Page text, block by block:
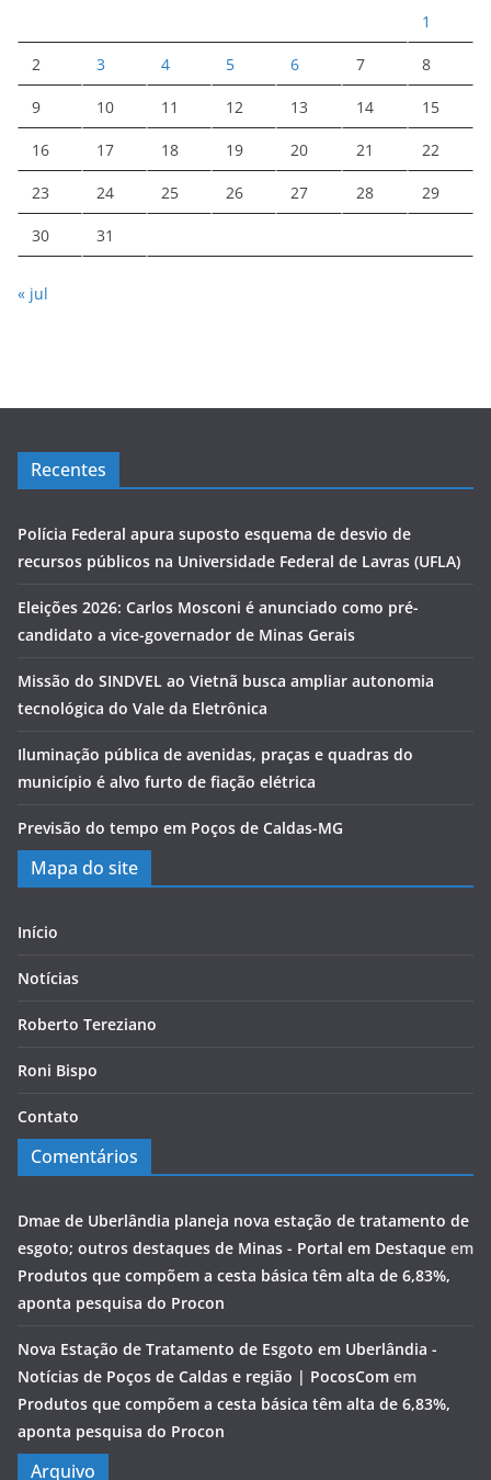
1
2 3 4 5 6 7 8
9 10 11 12 13 14 15
16 17 18 19 20 21 22
23 24 25 26 27 28 29
30 31
« jul
Recentes
Polícia Federal apura suposto esquema de desvio de
recursos públicos na Universidade Federal de Lavras (UFLA)
Eleições 2026: Carlos Mosconi é anunciado como pré-
candidato a vice-governador de Minas Gerais
Missão do SINDVEL ao Vietnã busca ampliar autonomia
tecnológica do Vale da Eletrônica
Iluminação pública de avenidas, praças e quadras do
município é alvo furto de fiação elétrica
Previsão do tempo em Poços de Caldas-MG
Mapa do site
Início
Notícias
Roberto Tereziano
Roni Bispo
Contato
Comentários
Dmae de Uberlândia planeja nova estação de tratamento de
esgoto; outros destaques de Minas - Portal em Destaque em
Produtos que compõem a cesta básica têm alta de 6,83%,
aponta pesquisa do Procon
Nova Estação de Tratamento de Esgoto em Uberlândia -
Notícias de Poços de Caldas e região | PocosCom em
Produtos que compõem a cesta básica têm alta de 6,83%,
aponta pesquisa do Procon
Arquivo